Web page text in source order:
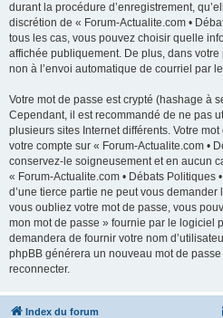
durant la procédure d’enregistrement,
discrétion de « Forum-Actualite.com •
tous les cas, vous pouvez choisir quelle
affichée publiquement. De plus, dans
non à l’envoi automatique de courriel par
Votre mot de passe est crypté (hashage à
Cependant, il est recommandé de ne pas
plusieurs sites Internet différents. Votre
votre compte sur « Forum-Actualite.com •
conservez-le soigneusement et en aucun
« Forum-Actualite.com • Débats Politiques
d’une tierce partie ne peut vous
vous oubliez votre mot de passe, vous
mon mot de passe » fournie par le logiciel
demandera de fournir votre nom
phpBB générera un nouveau mot de
reconnecter.
Index du forum